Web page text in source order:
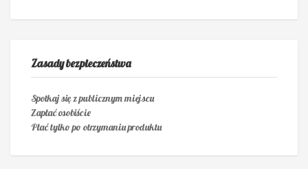
Zasady bezpieczeństwa
Spotkaj się z publicznym miejscu
Zapłać osobiście
Płać tylko po otrzymaniu produktu